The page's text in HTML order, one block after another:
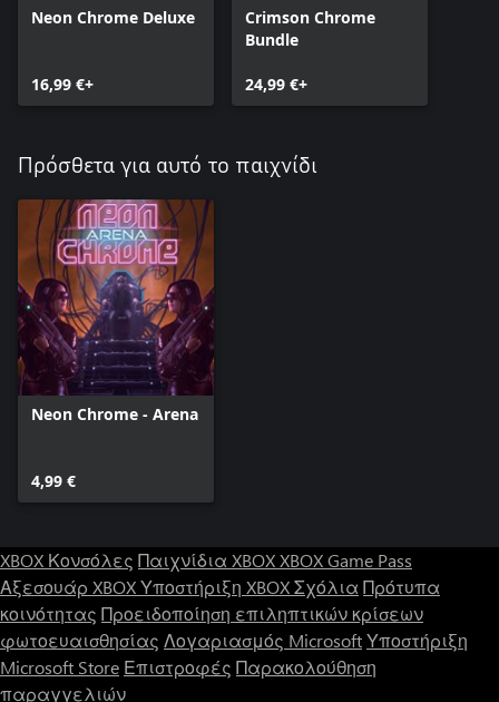
Neon Chrome Deluxe
16,99 €+
Crimson Chrome
Bundle
24,99 €+
Πρόσθετα για αυτό το παιχνίδι
Neon Chrome - Arena
4,99 €
XBOX Κονσόλες Παιχνίδια XBOXXBOX Game Pass
Αξεσουάρ XBOXΥποστήριξη XBOXΣχόλια Πρότυπα
κοινότητας Προειδοποίηση επιληπτικών κρίσεων
φωτοευαισθησίας Λογαριασμός MicrosoftΥποστήριξη
Microsoft Store Επιστροφές Παρακολούθηση
παραγγελιών